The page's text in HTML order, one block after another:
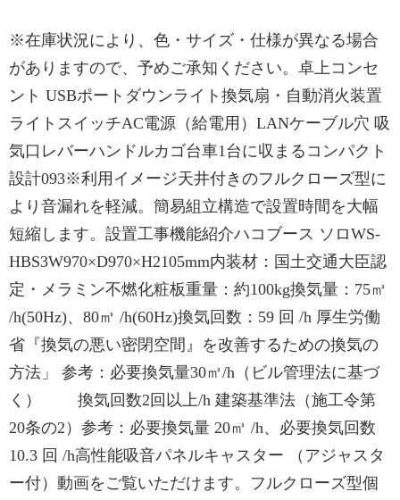
※在庫状況により、色・サイズ・仕様が異なる場合
がありますので、予めご承知ください。卓上コンセ
ント USBポートダウンライト換気扇・自動消火装置
ライトスイッチAC電源（給電用）LANケーブル穴 吸
気口レバーハンドルカゴ台車1台に収まるコンパクト
設計093※利用イメージ天井付きのフルクローズ型に
より音漏れを軽減。簡易組立構造で設置時間を大幅
短縮します。設置工事機能紹介ハコブース ソロWS-
HBS3W970×D970×H2105mm内装材：国土交通大臣認
定・メラミン不燃化粧板重量：約100kg換気量：75㎥
/h(50Hz)、80㎥ /h(60Hz)換気回数：59 回 /h 厚生労働
省『換気の悪い密閉空間』を改善するための換気の
方法」 参考：必要換気量30㎥/h（ビル管理法に基づ
く） 換気回数2回以上/h 建築基準法（施工令第
20条の2）参考：必要換気量 20㎥ /h、必要換気回数
10.3 回 /h高性能吸音パネルキャスター （アジャスタ
ー付）動画をご覧いただけます。フルクローズ型個